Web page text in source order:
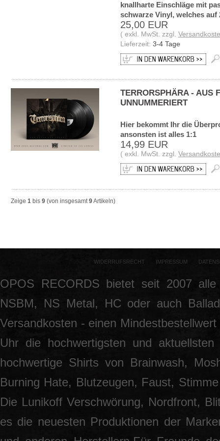
knallharte Einschläge mit
schwarze Vinyl, welches
25,00 EUR
( exkl. MwSt. zzgl.
Lieferzeit: 3-4 Tage
TERRORSPHÄRA - AUS
UNNUMMERIERT
Hier bekommt Ihr die
ansonsten ist alles 1:1
14,99 EUR
( exkl. MwSt. zzgl.
Zeige 1 bis 9 (von insgesamt9Artikeln)
WIDERRUFSRECHT IMPRESSUM
OPOS RECORDS bietet seit 2007
NSBM, NS Metal, HC oder auch
Versandkosten - einen
Uhr die hochwertigsten und
hochwertige Shirts von Brainwash,
Burning Hate, Blutzeugen, Faust,
Die Lunikoff Verschwörung, Nordfront,
es die neuesten Produktionen der